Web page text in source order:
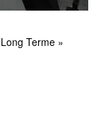
Terme »